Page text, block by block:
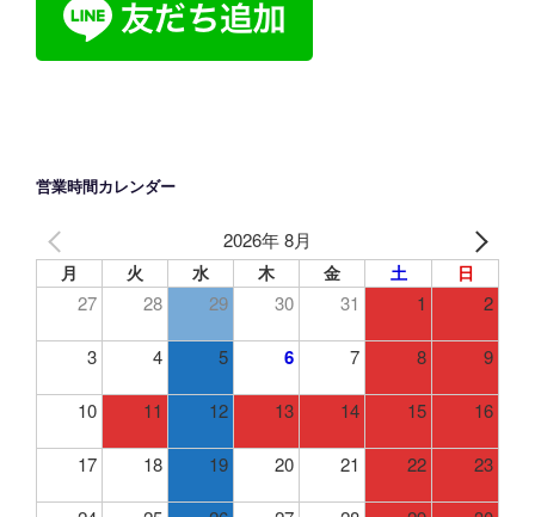
営業時間カレンダー
2026年 8月
月 火 水 木 金 土 日
27 28 29 30 31 1 2
3 4 5 6 7 8 9
10 11 12 13 14 15 16
17 18 19 20 21 22 23